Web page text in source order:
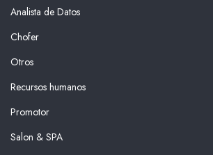
Analista de Datos
Chofer
Otros
Recursos humanos
Promotor
Salon & SPA